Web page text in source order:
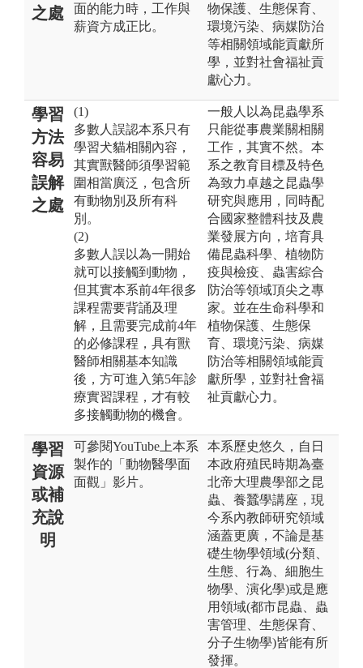
之處
面的能力時，工作與
薪資方成正比。
物保護、生態保育、
環境污染、病媒防治
等相關領域能貢獻所
學，並對社會福祉貢
獻心力。
學習
方法
容易
誤解
之處
(1)
多數人誤認本系只有
學習犬貓相關內容，
其實獸醫師須學習範
圍相當廣泛，包含所
有動物別及所有科
別。
(2)
多數人誤以為一開始
就可以接觸到動物，
但其實本系前4年很多
課程需要背誦及理
解，且需要完成前4年
的必修課程，具有獸
醫師相關基本知識
後，方可進入第5年診
療實習課程，才有較
多接觸動物的機會。
一般人以為昆蟲學系
只能從事農業關相關
工作，其實不然。本
系之教育目標及特色
為致力卓越之昆蟲學
研究與應用，同時配
合國家整體科技及農
業發展方向，培育具
備昆蟲科學、植物防
疫與檢疫、蟲害綜合
防治等領域頂尖之專
家。並在生命科學和
植物保護、生態保
育、環境污染、病媒
防治等相關領域能貢
獻所學，並對社會福
祉貢獻心力。
學習
資源
或補
充說
明
可參閱YouTube上本系
製作的「動物醫學面
面觀」影片。
本系歷史悠久，自日
本政府殖民時期為臺
北帝大理農學部之昆
蟲、養蠶學講座，現
今系內教師研究領域
涵蓋更廣，不論是基
礎生物學領域(分類、
生態、行為、細胞生
物學、演化學)或是應
用領域(都市昆蟲、蟲
害管理、生態保育、
分子生物學)皆能有所
發揮。